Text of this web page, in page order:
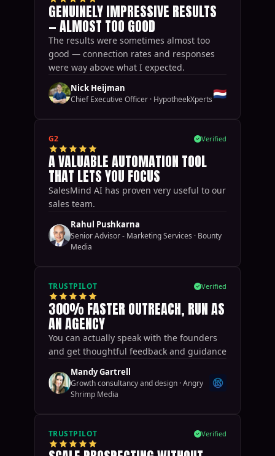
GENUINELY IMPRESSIVE RESULTS
— ALMOST TOO GOOD
The results were sometimes almost too
good — connection rates and responses
were way above what I expected.
Nick Heijman
Chief Executive Officer · HypotheekXperts🇳🇱
G2 Verified
A VALUABLE AUTOMATION TOOL
THAT LETS YOU FOCUS
SalesMind AI has proven very useful to our
sales team.
Rahul Pushkarna
Senior Advisor - Marketing Services · Bounty
Media
TRUSTPILOT Verified
300% FASTER OUTREACH, RUN AS
AN AGENCY
You can actually speak with the founders
and get thoughtful feedback and guidance
Mandy Gartrell
Growth consultancy and design ·Angry
Shrimp Media
TRUSTPILOT Verified